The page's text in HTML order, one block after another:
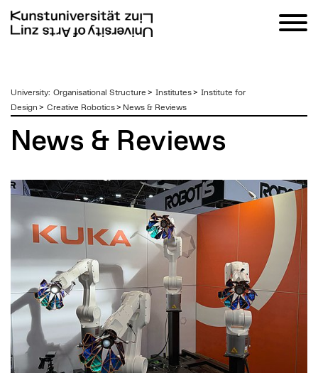
zum
Inhalt
University: Organisational Structure > Institutes> Institute for
Design > Creative Robotics> News & Reviews
News & Reviews